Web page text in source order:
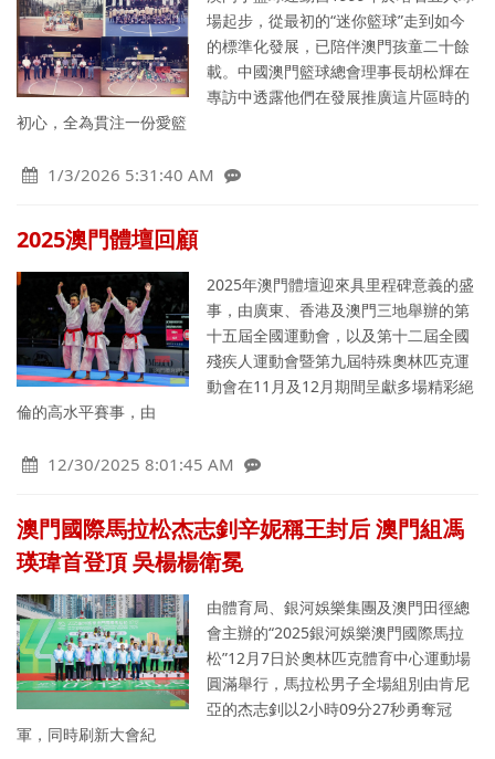
場起步，從最初的“迷你籃球”走到如今
的標準化發展，已陪伴澳門孩童二十餘
載。中國澳門籃球總會理事長胡松輝在
專訪中透露他們在發展推廣這片區時的
初心，全為貫注一份愛籃
1/3/2026 5:31:40 AM
2025澳門體壇回顧
2025年澳門體壇迎來具里程碑意義的盛
事，由廣東、香港及澳門三地舉辦的第
十五屆全國運動會，以及第十二屆全國
殘疾人運動會暨第九屆特殊奧林匹克運
動會在11月及12月期間呈獻多場精彩絕
倫的高水平賽事，由
12/30/2025 8:01:45 AM
澳門國際馬拉松杰志釗辛妮稱王封后 澳門組馮
瑛瑋首登頂 吳楊楊衛冕
由體育局、銀河娛樂集團及澳門田徑總
會主辦的“2025銀河娛樂澳門國際馬拉
松”12月7日於奧林匹克體育中心運動場
圓滿舉行，馬拉松男子全場組別由肯尼
亞的杰志釗以2小時09分27秒勇奪冠
軍，同時刷新大會紀